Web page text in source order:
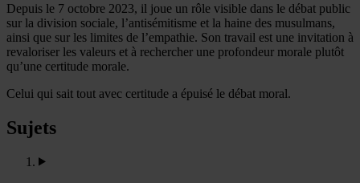
Depuis le 7 octobre 2023, il joue un rôle visible dans le débat public
sur la division sociale, l’antisémitisme et la haine des musulmans,
ainsi que sur les limites de l’empathie. Son travail est une invitation à
revaloriser les valeurs et à rechercher une profondeur morale plutôt
qu’une certitude morale.
Celui qui sait tout avec certitude a épuisé le débat moral.
Sujets